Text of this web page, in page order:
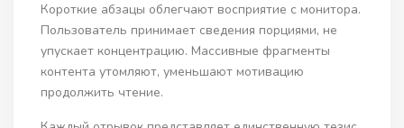
Короткие абзацы облегчают восприятие с монитора.
Пользователь принимает сведения порциями, не
упускает концентрацию. Массивные фрагменты
контента утомляют, уменьшают мотивацию
продолжить чтение.